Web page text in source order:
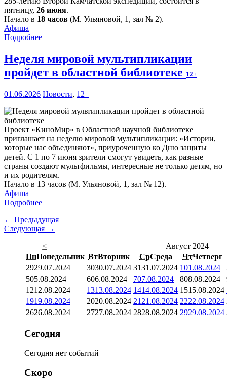
пятницу, 26 июня.
Начало в 18 часов (М. Ульяновой, 1, зал № 2).
Афиша
Подробнее
Неделя мировой мультипликации
пройдет в областной библиотеке 12+
01.06.2026 Новости, 12+
Проект «КиноМир» в Областной научной библиотеке
приглашает на неделю мировой мультипликации: «Истории,
которые нас объединяют», приуроченную ко Дню защиты
детей. С 1 по 7 июня зрители смогут увидеть, как разные
страны создают мультфильмы, интересные не только детям, но
и их родителям.
Начало в 13 часов (М. Ульяновой, 1, зал № 12).
Афиша
Подробнее
← Предыдущая
Следующая →
<
Август 2024
ПнПонедельник ВтВторник СрСреда ЧтЧетверг
2929.07.2024 3030.07.2024 3131.07.2024 101.08.2024
505.08.2024 606.08.2024 707.08.2024 808.08.2024
1212.08.2024 1313.08.2024 1414.08.2024 1515.08.2024
1919.08.2024 2020.08.2024 21 21.08.2024 2222.08.2024
2626.08.2024 2727.08.2024 2828.08.2024 2929.08.2024
Сегодня
Сегодня нет событий
Скоро